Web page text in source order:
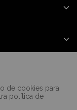
de cookies para
política de